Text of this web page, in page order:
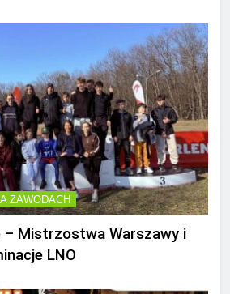
ZAWODACH
– Mistrzostwa Warszawy i
LNO